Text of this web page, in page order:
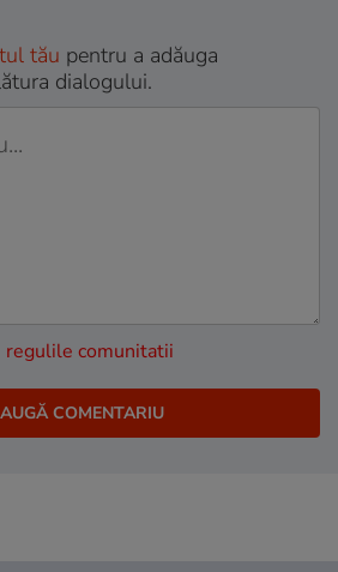
tău pentru a adăuga
dialogului.
regulile comunitatii